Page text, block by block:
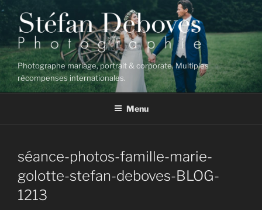
Aller
au
contenu
principal
Photographe mariage, portrait & corporate. Multiples
récompenses internationales.
Menu
séance-photos-famille-marie-
golotte-stefan-deboves-BLOG-
1213